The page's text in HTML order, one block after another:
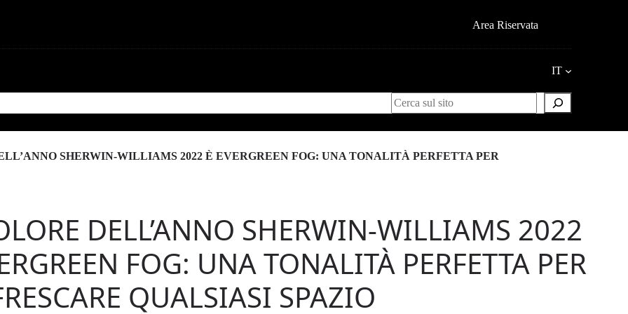
Area Riservata
IT
Search
SHERWIN-WILLIAMS 2022 È EVERGREEN FOG: UNA TONALITÀ PERFETTA PER
DELL’ANNO SHERWIN-WILLIAMS 2022
FOG: UNA TONALITÀ PERFETTA PER
QUALSIASI SPAZIO